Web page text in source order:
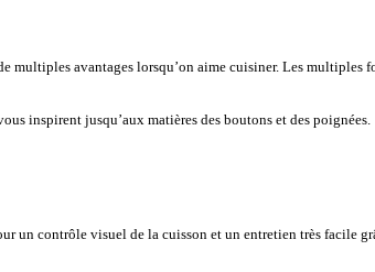
multiples avantages lorsqu’on aime cuisiner. Les
inspirent jusqu’aux matières des boutons et des poignées.
un contrôle visuel de la cuisson et un entretien très facile